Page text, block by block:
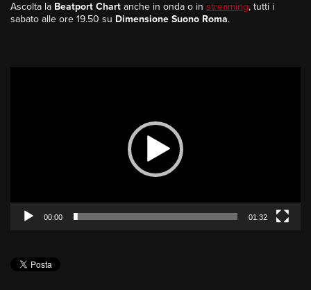
Ascolta la Beatport Chart anche in onda o in streaming, tutti i
sabato alle ore 19.50 su Dimensione Suono Roma.
00:00 01:32